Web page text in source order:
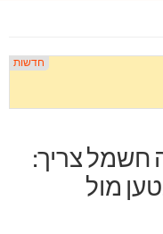
4.25 – כמה חשמל צריך:
מול